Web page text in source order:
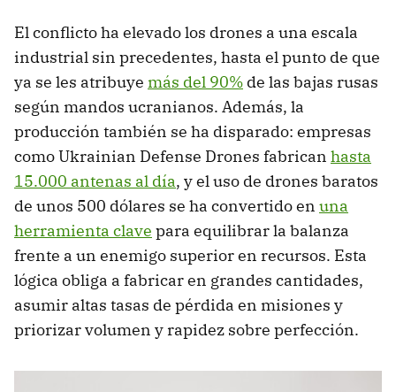
El conflicto ha elevado los drones a una escala
industrial sin precedentes, hasta el punto de que
ya se les atribuye más del 90% de las bajas rusas
según mandos ucranianos. Además, la
producción también se ha disparado: empresas
como Ukrainian Defense Drones fabrican hasta
15.000 antenas al día, y el uso de drones baratos
de unos 500 dólares se ha convertido en una
herramienta clave para equilibrar la balanza
frente a un enemigo superior en recursos. Esta
lógica obliga a fabricar en grandes cantidades,
asumir altas tasas de pérdida en misiones y
priorizar volumen y rapidez sobre perfección.